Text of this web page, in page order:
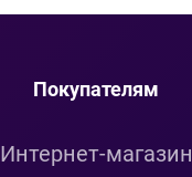
Покупателям
Интернет-магазин